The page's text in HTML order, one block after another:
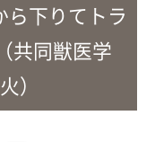
下りてトラ
共同獣医学
）